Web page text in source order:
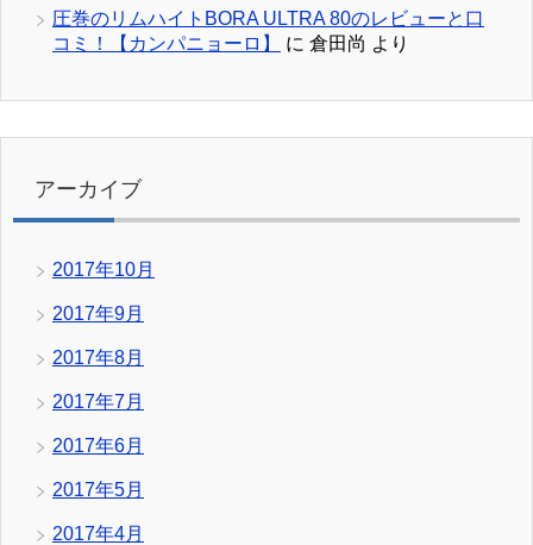
圧巻のリムハイトBORA ULTRA 80のレビューと口
コミ！【カンパニョーロ】
に 倉田尚 より
アーカイブ
2017年10月
2017年9月
2017年8月
2017年7月
2017年6月
2017年5月
2017年4月